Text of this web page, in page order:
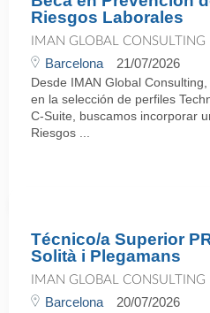
Riesgos Laborales
IMAN GLOBAL CONSULTING
Barcelona 21/07/2026
Desde IMAN Global
en la selección de perfiles
C-Suite, buscamos incorporar
Riesgos ...
Técnico/a Superior
Solità i Plegamans
IMAN GLOBAL CONSULTING
Barcelona 20/07/2026